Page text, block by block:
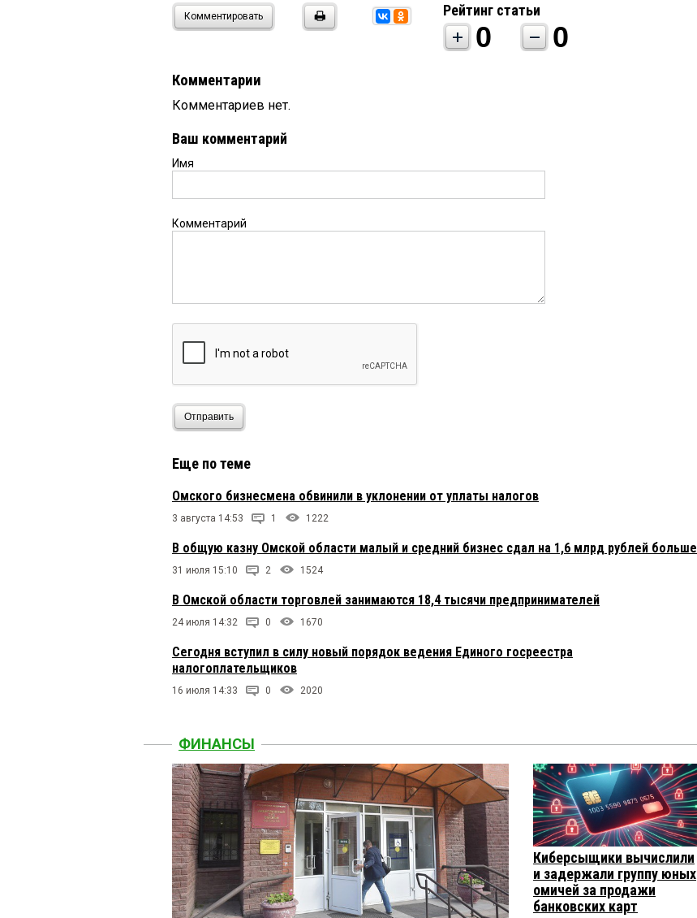
Комментировать Рейтинг статьи
0 0
Комментарии
Комментариев нет.
Ваш комментарий
Имя
Комментарий
Отправить
Еще по теме
Омского бизнесмена обвинили в уклонении от уплаты налогов
3 августа 14:53 1 1222
В общую казну Омской области малый и средний бизнес сдал на 1,6 млрд рублей больше
31 июля 15:10 2 1524
В Омской области торговлей занимаются 18,4 тысячи предпринимателей
24 июля 14:32 0 1670
Сегодня вступил в силу новый порядок ведения Единого госреестра
налогоплательщиков
16 июля 14:33 0 2020
ФИНАНСЫ
Киберсыщики вычислили
и задержали группу юных
омичей за продажи
банковских карт